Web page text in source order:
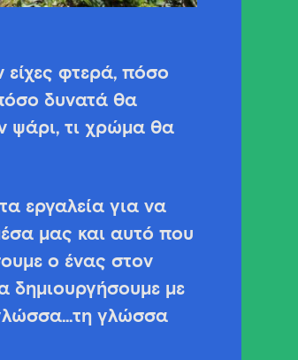
φτερά, πόσο
δυνατά θα
ψάρι, τι χρώμα θα
εργαλεία για να
μας και αυτό που
ο ένας στον
δημιουργήσουμε με
γλώσσα